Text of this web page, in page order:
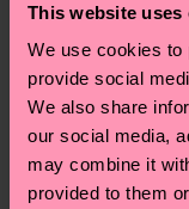
This website uses
We use cookies to
provide social
We also share
our social media,
may combine it
provided to them
findest du auf
und die genaue
deinem Land
Du hast Fragen
Hilfebereich im
Ähnliche muster